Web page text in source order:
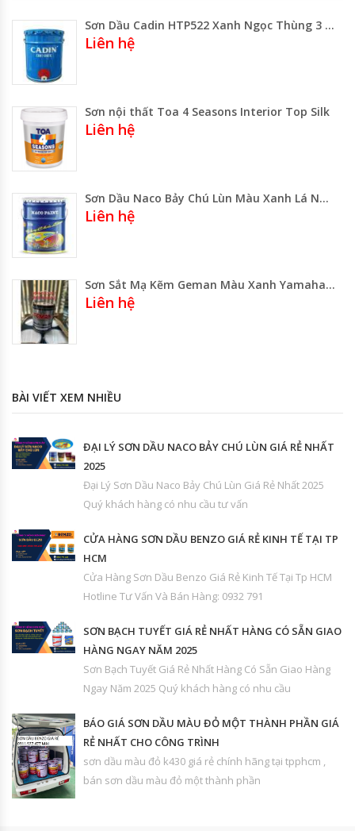
Sơn Dầu Cadin HTP522 Xanh Ngọc Thùng 3 Lít Thùng 17.75 Lít
Liên hệ
Sơn nội thất Toa 4 Seasons Interior Top Silk
Liên hệ
Sơn Dầu Naco Bảy Chú Lùn Màu Xanh Lá NC 617
Liên hệ
Sơn Sắt Mạ Kẽm Geman Màu Xanh Yamaha Lợt 7140Z
Liên hệ
BÀI VIẾT XEM NHIỀU
ĐẠI LÝ SƠN DẦU NACO BẢY CHÚ LÙN GIÁ RẺ NHẤT
2025
Đại Lý Sơn Dầu Naco Bảy Chú Lùn Giá Rẻ Nhất 2025
Quý khách hàng có nhu cầu tư vấn
CỬA HÀNG SƠN DẦU BENZO GIÁ RẺ KINH TẾ TẠI TP
HCM
Cửa Hàng Sơn Dầu Benzo Giá Rẻ Kinh Tế Tại Tp HCM
Hotline Tư Vấn Và Bán Hàng: 0932 791
SƠN BẠCH TUYẾT GIÁ RẺ NHẤT HÀNG CÓ SẴN GIAO
HÀNG NGAY NĂM 2025
Sơn Bạch Tuyết Giá Rẻ Nhất Hàng Có Sẵn Giao Hàng
Ngay Năm 2025 Quý khách hàng có nhu cầu
BÁO GIÁ SƠN DẦU MÀU ĐỎ MỘT THÀNH PHẦN GIÁ
RẺ NHẤT CHO CÔNG TRÌNH
sơn dầu màu đỏ k430 giá rẻ chính hãng tại tpphcm ,
bán sơn dầu màu đỏ một thành phần